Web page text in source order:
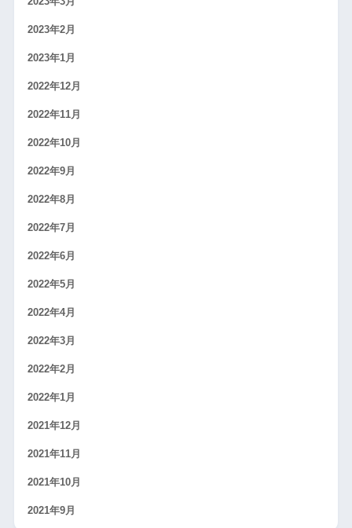
2023年2月
2023年1月
2022年12月
2022年11月
2022年10月
2022年9月
2022年8月
2022年7月
2022年6月
2022年5月
2022年4月
2022年3月
2022年2月
2022年1月
2021年12月
2021年11月
2021年10月
2021年9月